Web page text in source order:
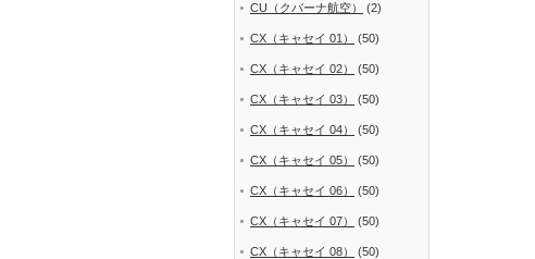
CU（クバーナ航空） (2)
CX（キャセイ 01） (50)
CX（キャセイ 02） (50)
CX（キャセイ 03） (50)
CX（キャセイ 04） (50)
CX（キャセイ 05） (50)
CX（キャセイ 06） (50)
CX（キャセイ 07） (50)
CX（キャセイ 08） (50)